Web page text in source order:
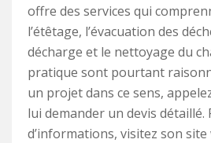
offre des services qui
l’étêtage, l’évacuation des
décharge et le nettoyage du
pratique sont pourtant
un projet dans ce sens,
lui demander un devis détaillé.
d’informations, visitez son site